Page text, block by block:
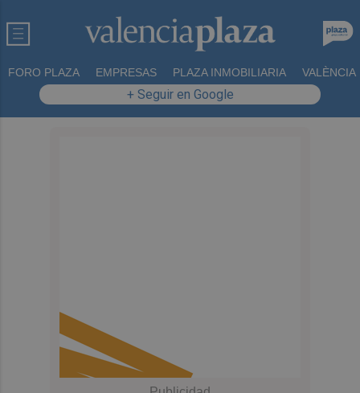
FORO PLAZA EMPRESAS PLAZA INMOBILIARIA VALÈNCIA
+ Seguir en Google